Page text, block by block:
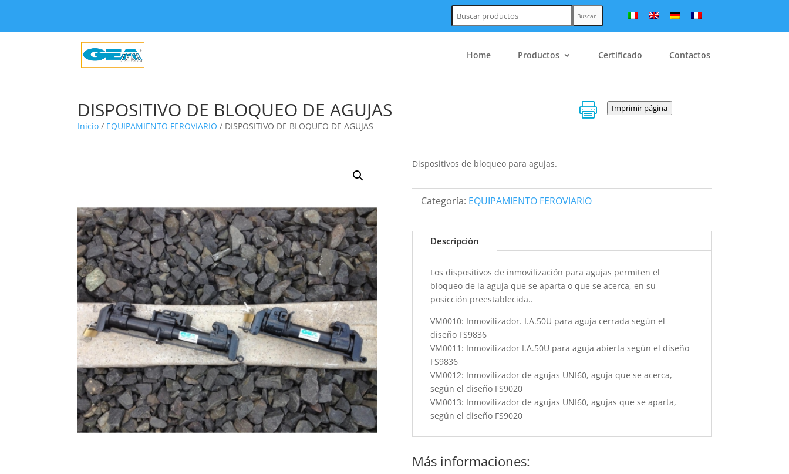
Buscar:
Buscar
Home Productos Certificado Contactos
DISPOSITIVO DE BLOQUEO DE AGUJAS
Inicio / EQUIPAMIENTO FEROVIARIO / DISPOSITIVO DE BLOQUEO DE AGUJAS
 Imprimir página
Dispositivos de bloqueo para agujas.
Categoría: EQUIPAMIENTO FEROVIARIO
Descripción
Los dispositivos de inmovilización para agujas permiten el
bloqueo de la aguja que se aparta o que se acerca, en su
posicción preestablecida..
VM0010: Inmovilizador. I.A.50U para aguja cerrada según el
diseño FS9836
VM0011: Inmovilizador I.A.50U para aguja abierta según el diseño
FS9836
VM0012: Inmovilizador de agujas UNI60, aguja que se acerca,
según el diseño FS9020
VM0013: Inmovilizador de agujas UNI60, agujas que se aparta,
según el diseño FS9020
Más informaciones: